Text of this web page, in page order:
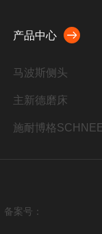
产品中心
马波斯侧头
主新德磨床
备案号：